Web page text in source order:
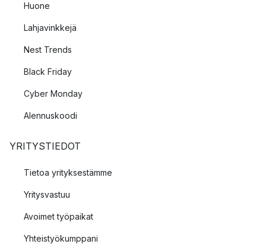
Huone
Lahjavinkkejä
Nest Trends
Black Friday
Cyber Monday
Alennuskoodi
YRITYSTIEDOT
Tietoa yrityksestämme
Yritysvastuu
Avoimet työpaikat
Yhteistyökumppani